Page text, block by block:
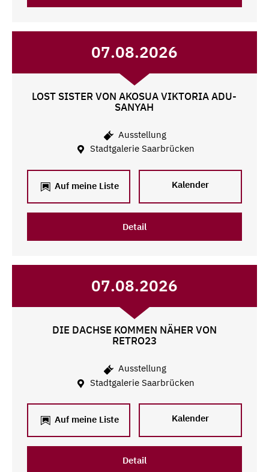
07.08.2026
LOST SISTER VON AKOSUA VIKTORIA ADU-
SANYAH
Ausstellung
Stadtgalerie Saarbrücken
Auf meine Liste Kalender
Detail
07.08.2026
DIE DACHSE KOMMEN NÄHER VON
RETRO23
Ausstellung
Stadtgalerie Saarbrücken
Auf meine Liste Kalender
Detail